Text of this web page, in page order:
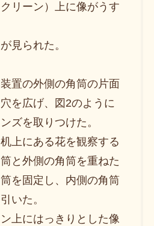
リーン）上に像がうす
見られた。
置の外側の角筒の片面
を広げ、図2のように
ズを取りつけた。
上にある花を観察する
と外側の角筒を重ねた
を固定し、内側の角筒
いた。
上にはっきりとした像